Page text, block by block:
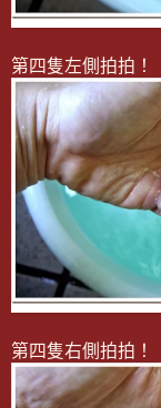
第四隻左側拍拍！
第四隻右側拍拍！